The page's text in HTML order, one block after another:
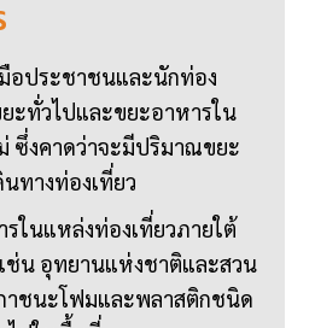
อประชาชนและนักท่อง
ะทั่วไปและขยะอาหารใน
ซึ่งคาดว่าจะมีปริมาณขยะ
ทางท่องเที่ยว
รในแหล่งท่องเที่ยวภายใต้
ช่น อุทยานแห่งชาติและสวน
าชนะโฟมและพลาสติกชนิด